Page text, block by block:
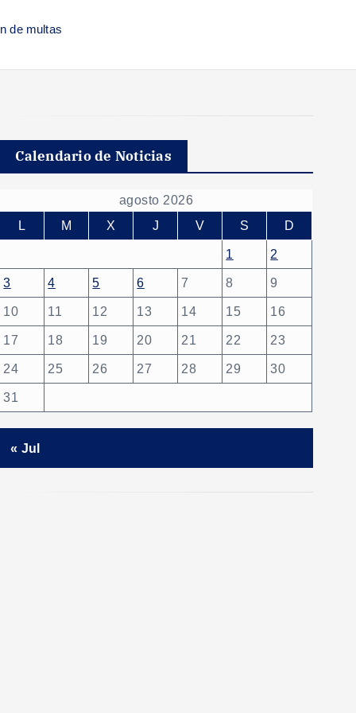
de multas
Calendario de Noticias
agosto 2026
L
M X J V S D
1 2
3 4 5 6 7 8 9
10 11 12 13 14 15 16
17 18 19 20 21 22 23
24 25 26 27 28 29 30
31
« Jul